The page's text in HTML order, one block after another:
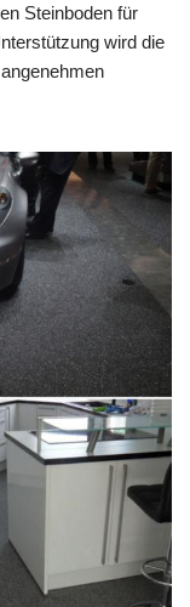
Steinboden für
wird die